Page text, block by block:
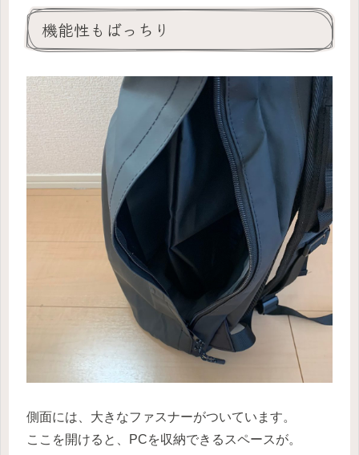
機能性もばっちり
側面には、大きなファスナーがついています。
ここを開けると、PCを収納できるスペースが。